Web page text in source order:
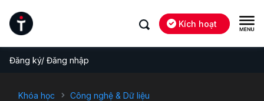
Kích hoạt
Đăng ký/ Đăng nhập
Khóa học
Công nghệ & Dữ liệu